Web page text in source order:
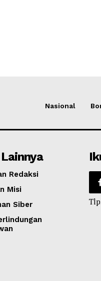
Nasional
Redaksi
Misi
Siber